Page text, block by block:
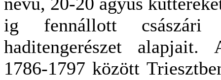
ig fennállott
haditengerészet alapjait.
1786-1797 között